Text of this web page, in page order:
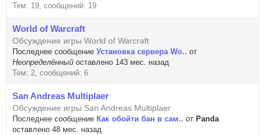
Тем: 19, сообщений: 19
World of Warcraft
Обсуждение игры World of Warcraft
Последнее сообщение Установка сервера Wo.. от
Неопределённый оставлено 143 мес. назад
Тем: 2, сообщений: 6
San Andreas Multiplaer
Обсуждение игры San Andreas Multiplaer
Последнее сообщение Как обойти бан в сам.. от Panda
оставлено 48 мес. назад